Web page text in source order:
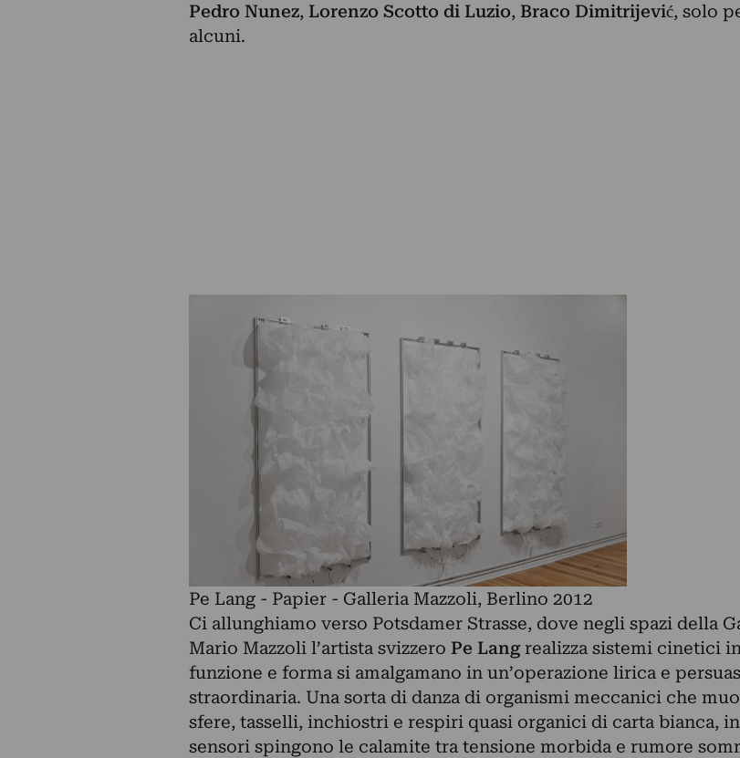
Pedro Nunez, Lorenzo Scotto di Luzio, Braco Dimitrijević, solo
alcuni.
Pe Lang - Papier - Galleria Mazzoli, Berlino 2012
Ci allunghiamo verso Potsdamer Strasse, dove negli spazi della
Mario Mazzoli l’artista svizzero Pe Langrealizza sistemi cinetici
funzione e forma si amalgamano in un’operazione lirica e
straordinaria. Una sorta di danza di organismi meccanici che
sfere, tasselli, inchiostri e respiri quasi organici di carta bianca,
sensori spingono le calamite tra tensione morbida e rumore